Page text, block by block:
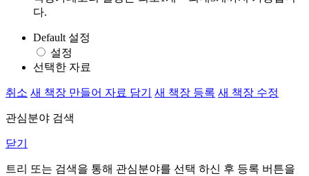
다.
Default 설정
설정
선택한 자료
취소 새 책장 만들어 자료 담기 새 책장 등록 새 책장 수정
관심분야 검색
닫기
트리 또는 검색을 통해 관심분야를 선택 하신 후 등록 버튼을